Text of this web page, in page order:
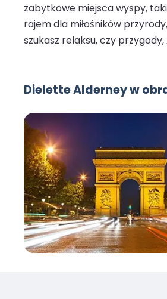
zabytkowe miejsca wyspy,
rajem dla miłośników
szukasz relaksu, czy
Dielette Alderney w